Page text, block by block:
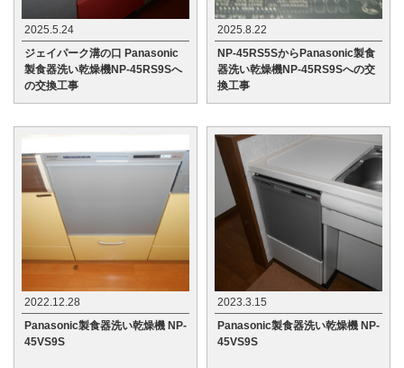
2025.5.24
ジェイパーク溝の口 Panasonic
製食器洗い乾燥機NP-45RS9Sへ
の交換工事
2025.8.22
NP-45RS5SからPanasonic製食
器洗い乾燥機NP-45RS9Sへの交
換工事
2022.12.28
Panasonic製食器洗い乾燥機 NP-
45VS9S
2023.3.15
Panasonic製食器洗い乾燥機 NP-
45VS9S